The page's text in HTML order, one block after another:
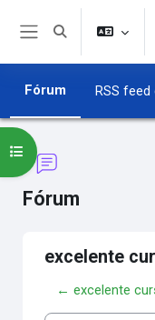
Ir para o conteúdo principal
Alternar entrada
Fórum RSS
Fórum
Abrir índice do curso
excelente
← excelente